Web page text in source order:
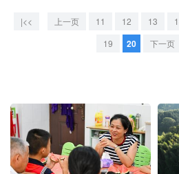
文化产业
北京
辽宁 吉林
浙江 安徽
|<< 上一页 11 12 13
19
20 下一页